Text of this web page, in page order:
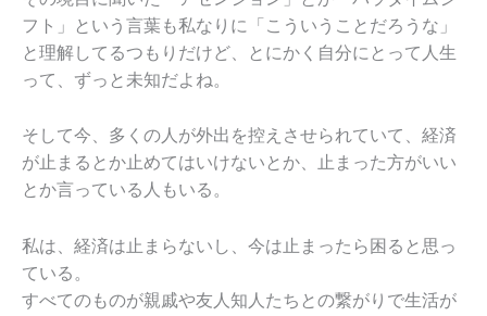
フト」という言葉も私なりに「こういうことだろうな」
と理解してるつもりだけど、とにかく自分にとって人生
って、ずっと未知だよね。
そして今、多くの人が外出を控えさせられていて、経済
が止まるとか止めてはいけないとか、止まった方がいい
とか言っている人もいる。
私は、経済は止まらないし、今は止まったら困ると思っ
ている。
すべてのものが親戚や友人知人たちとの繋がりで生活が